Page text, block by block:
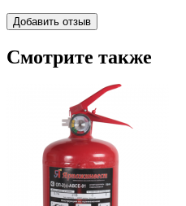
Смотрите также